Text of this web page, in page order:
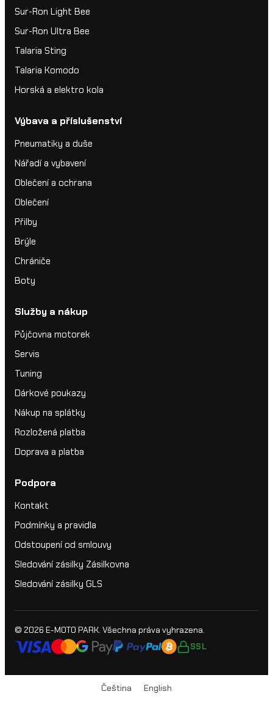
Sur-Ron Light Bee
Sur-Ron Ultra Bee
Talaria Sting
Talaria Komodo
Horská a elektro kola
Výbava a příslušenství
Pneumatiky a duše
Nářadí a vybavení
Oblečení a ochrana
Oblečení
Přilby
Brýle
Chrániče
Boty
Služby a nákup
Půjčovna motorek
Servis
Tuning
Dárkové poukazy
Nákup na splátky
Rozložená platba
Doprava a platba
Podpora
Kontakt
Podmínky a pravidla
Odstoupení od smlouvy
Sledování zásilky Zásilkovna
Sledování zásilky GLS
© 2026 E-MOTO PARK. Všechna práva vyhrazena.
SSL
Čeština English